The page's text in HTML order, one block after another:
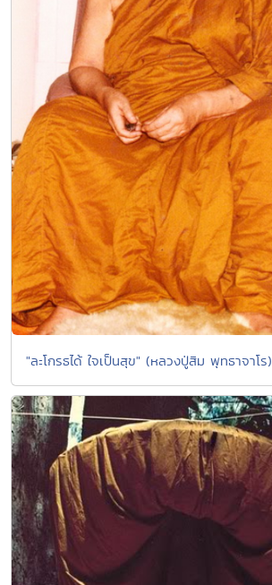
"ละโกรธได้ ใจเป็นสุข" (หลวงปู่สิม พุทธาจาโร)